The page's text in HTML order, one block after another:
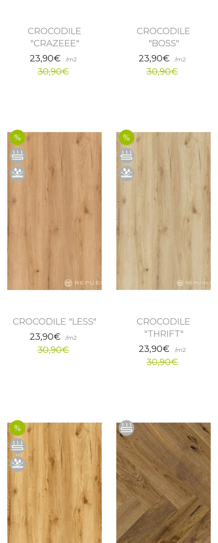
CROCODILE
"CRAZEEE"
23,90€
/m2
30,90€
CROCODILE
"BOSS"
23,90€
/m2
30,90€
%
CROCODILE "LESS"
23,90€
/m2
30,90€
%
CROCODILE
"THRIFT"
23,90€
/m2
30,90€
%